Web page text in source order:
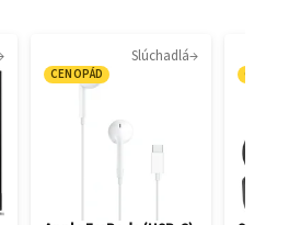
Slúchadlá
CENOPÁD